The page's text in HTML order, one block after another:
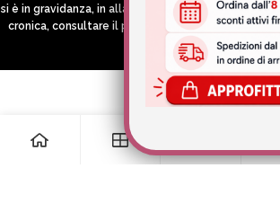
si è in gravidanza, in allattamento o si stanno
cronica, consultare il proprio medico curante prima
integratore.